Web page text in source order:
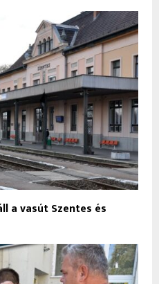
a vasút Szentes és